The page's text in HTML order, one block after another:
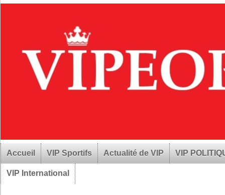
Accueil VIP Sportifs Actualité de VIP VIP
VIP International